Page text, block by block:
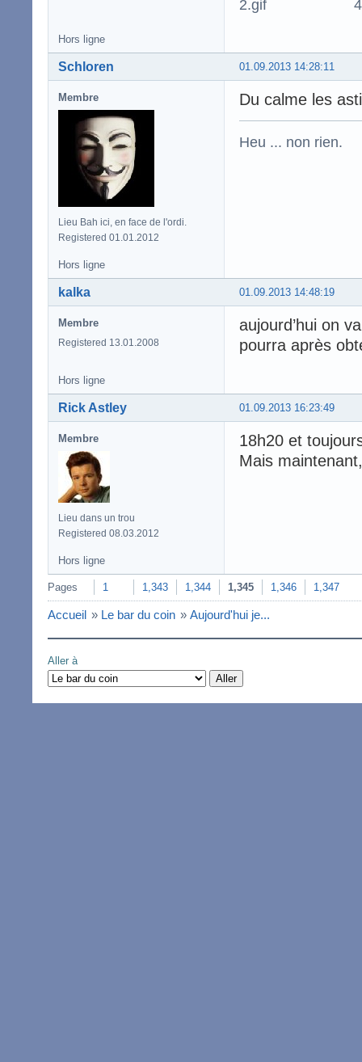
Hors ligne
01.09.2013 14:28:11
Schloren
Membre
Lieu Bah ici, en face de l'ordi.
Registered 01.01.2012
Du calme les
Heu ... non rien.
Hors ligne
01.09.2013 14:48:19
kalka
Membre
Registered 13.01.2008
aujourd’hui on
pourra après
Hors ligne
01.09.2013 16:23:49
Rick Astley
Membre
Lieu dans un trou
Registered 08.03.2012
18h20 et
Mais
Hors ligne
Pages 1 1,343 1,344 1,345 1,346 1,347
Accueil » Le bar du coin » Aujourd'hui je...
Aller à